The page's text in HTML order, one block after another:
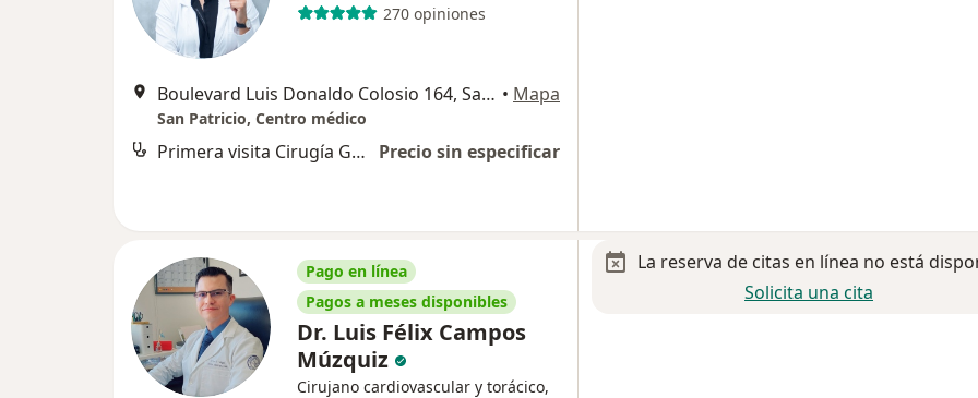
270 opiniones
Boulevard Luis Donaldo Colosio 164, Saltillo • Mapa
San Patricio, Centro médico
Primera visita Cirugía General Precio sin especificar
Pago en línea
Pagos a meses disponibles
Dr. Luis Félix Campos
Múzquiz
Cirujano cardiovascular y torácico,
La reserva de citas en línea no está
Solicita una cita